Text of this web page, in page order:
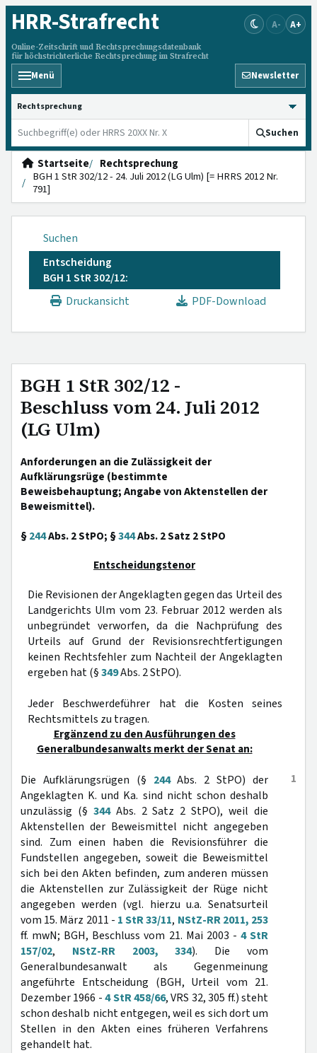
HRR-Strafrecht
Online-Zeitschrift und Rechtsprechungsdatenbank
für höchstrichterliche Rechtsprechung im Strafrecht
A- A+
Menü Newsletter
HRRS durchsuchen
Suchen
Startseite
Rechtsprechung
BGH 1 StR 302/12 - 24. Juli 2012 (LG Ulm) [= HRRS 2012 Nr.
791]
Suchen
Entscheidung
BGH 1 StR 302/12:
Druckansicht
PDF-Download
BGH 1 StR 302/12 -
Beschluss vom 24. Juli 2012
(LG Ulm)
Anforderungen an die Zulässigkeit der
Aufklärungsrüge (bestimmte
Beweisbehauptung; Angabe von Aktenstellen der
Beweismittel).
§244Abs. 2 StPO; §344Abs. 2 Satz 2 StPO
Entscheidungstenor
Die Revisionen der Angeklagten gegen das Urteil des
Landgerichts Ulm vom 23. Februar 2012 werden als
unbegründet verworfen, da die Nachprüfung des
Urteils auf Grund der Revisionsrechtfertigungen
keinen Rechtsfehler zum Nachteil der Angeklagten
ergeben hat (§349Abs. 2 StPO).
Jeder Beschwerdeführer hat die Kosten seines
Rechtsmittels zu tragen.
Ergänzend zu den Ausführungen des
Generalbundesanwalts merkt der Senat an:
1
Die Aufklärungsrügen (§ 244Abs. 2 StPO) der
Angeklagten K. und Ka. sind nicht schon deshalb
unzulässig (§ 344Abs. 2 Satz 2 StPO), weil die
Aktenstellen der Beweismittel nicht angegeben
sind. Zum einen haben die Revisionsführer die
Fundstellen angegeben, soweit die Beweismittel
sich bei den Akten befinden, zum anderen müssen
die Aktenstellen zur Zulässigkeit der Rüge nicht
angegeben werden (vgl. hierzu u.a. Senatsurteil
vom 15. März 2011 - 1 StR 33/11, NStZ-RR 2011, 253
ff. mwN; BGH, Beschluss vom 21. Mai 2003 - 4 StR
157/02, NStZ-RR 2003, 334). Die vom
Generalbundesanwalt als Gegenmeinung
angeführte Entscheidung (BGH, Urteil vom 21.
Dezember 1966 -4 StR 458/66, VRS 32, 305 ff.) steht
schon deshalb nicht entgegen, weil es sich dort um
Stellen in den Akten eines früheren Verfahrens
gehandelt hat.